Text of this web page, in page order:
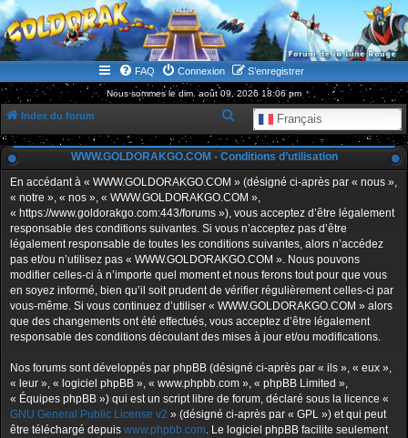
WWW.GOLDORAKGO.COM
le site de la Lune Rouge
FAQ Connexion S’enregistrer
Nous sommes le dim. août 09, 2026 18:06 pm
Index du forum Français
e
c
h
e
r
c
e
r
WWW.GOLDORAKGO.COM - Conditions d’utilisation
En accédant à « WWW.GOLDORAKGO.COM » (désigné ci-après par « nous »,
« notre », « nos », « WWW.GOLDORAKGO.COM »,
« https://www.goldorakgo.com:443/forums »), vous acceptez d’être légalement
responsable des conditions suivantes. Si vous n’acceptez pas d’être
légalement responsable de toutes les conditions suivantes, alors n’accédez
pas et/ou n’utilisez pas « WWW.GOLDORAKGO.COM ». Nous pouvons
modifier celles-ci à n’importe quel moment et nous ferons tout pour que vous
en soyez informé, bien qu’il soit prudent de vérifier régulièrement celles-ci par
vous-même. Si vous continuez d’utiliser « WWW.GOLDORAKGO.COM » alors
que des changements ont été effectués, vous acceptez d’être légalement
responsable des conditions découlant des mises à jour et/ou modifications.
Nos forums sont développés par phpBB (désigné ci-après par « ils », « eux »,
« leur », « logiciel phpBB », « www.phpbb.com », « phpBB Limited »,
« Équipes phpBB ») qui est un script libre de forum, déclaré sous la licence «
GNU General Public License v2 » (désigné ci-après par « GPL ») et qui peut
être téléchargé depuis www.phpbb.com. Le logiciel phpBB facilite seulement